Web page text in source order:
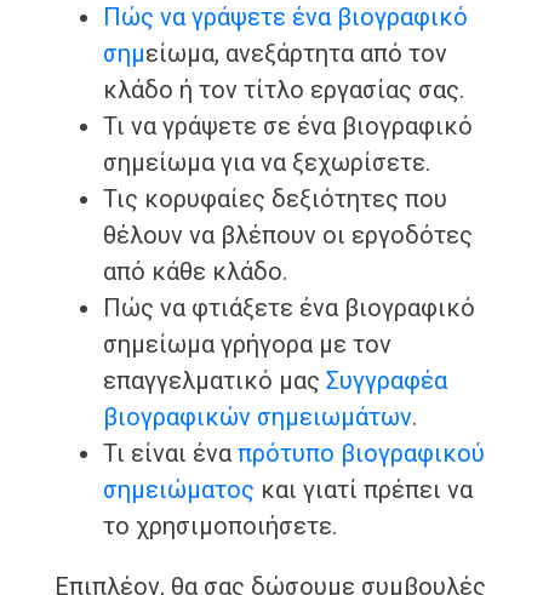
Πώς να γράψετε ένα βιογραφικό
σημείωμα, ανεξάρτητα από τον
κλάδο ή τον τίτλο εργασίας σας.
Τι να γράψετε σε ένα βιογραφικό
σημείωμα για να ξεχωρίσετε.
Τις κορυφαίες δεξιότητες που
θέλουν να βλέπουν οι εργοδότες
από κάθε κλάδο.
Πώς να φτιάξετε ένα βιογραφικό
σημείωμα γρήγορα με τον
επαγγελματικό μας Συγγραφέα
βιογραφικών σημειωμάτων.
Τι είναι ένα πρότυπο βιογραφικού
σημειώματος και γιατί πρέπει να
το χρησιμοποιήσετε.
Επιπλέον, θα σας δώσουμε συμβουλές